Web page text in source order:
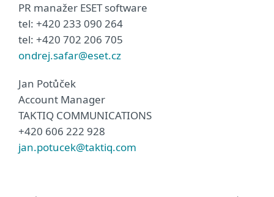
PR manažer ESET software
tel: +420 233 090 264
tel: +420 702 206 705
ondrej.safar@eset.cz
Jan Potůček
Account Manager
TAKTIQ COMMUNICATIONS
+420 606 222 928
jan.potucek@taktiq.com